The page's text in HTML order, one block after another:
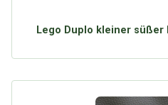
Lego Duplo kleiner süßer